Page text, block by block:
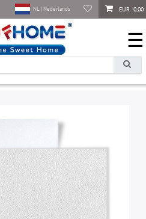
EUR 0,00
NL | Nederlands
☰